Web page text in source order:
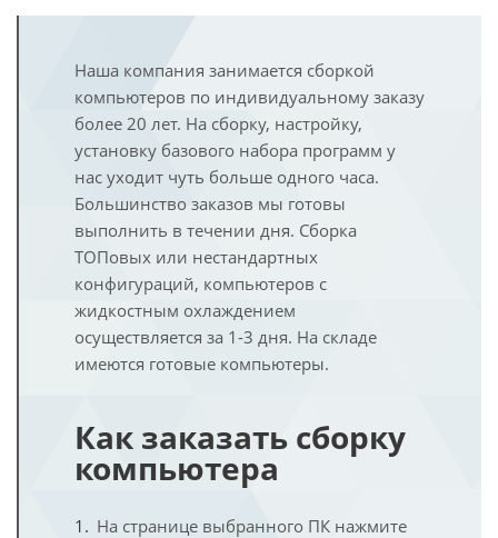
Наша компания занимается сборкой
компьютеров по индивидуальному заказу
более 20 лет. На сборку, настройку,
установку базового набора программ у
нас уходит чуть больше одного часа.
Большинство заказов мы готовы
выполнить в течении дня. Сборка
ТОПовых или нестандартных
конфигураций, компьютеров с
жидкостным охлаждением
осуществляется за 1-3 дня. На складе
имеются готовые компьютеры.
Как заказать сборку
компьютера
На странице выбранного ПК нажмите